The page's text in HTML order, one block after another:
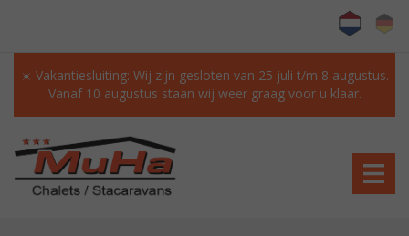
☀️ Vakantiesluiting: Wij zijn gesloten van 25 juli t/m 8 augustus.
Vanaf 10 augustus staan wij weer graag voor u klaar.